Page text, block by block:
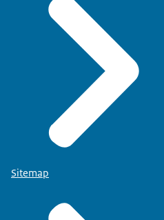
Sitemap